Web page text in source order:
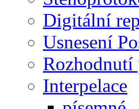
Digitální
Usnesení
Rozhodnutí
Interpelace